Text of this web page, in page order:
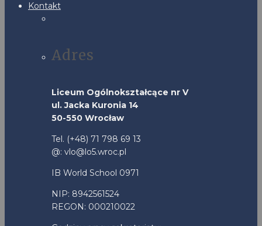
Kontakt
Adres
Liceum Ogólnokształcące nr V
ul. Jacka Kuronia 14
50-550 Wrocław
Tel. (+48) 71 798 69 13
@: vlo@lo5.wroc.pl
IB World School 0971
NIP: 8942561524
REGON: 000210022